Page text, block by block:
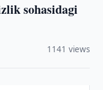
sohasidagi
1141 views